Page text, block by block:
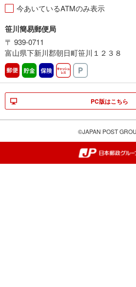
今あいているATMのみ表示
笹川簡易郵便局
〒 939-0711
富山県下新川郡朝日町笹川１２３８
郵便 貯金 保険 キャッシュレス
PC版はこちら
©JAPAN POST